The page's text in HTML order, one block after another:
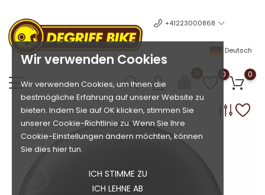
Wir verwenden Cookies
Wir verwenden Cookies, um Ihnen die
bestmögliche Erfahrung auf unserer Website zu
bieten. Indem Sie auf OK klicken, stimmen Sie
unserer Cookie-Richtlinie zu. Wenn Sie Ihre
Cookie-Einstellungen ändern möchten, können
Sie dies hier tun.
ICH STIMME ZU
ICH LEHNE AB
+41223000868
Deutsch
0 0